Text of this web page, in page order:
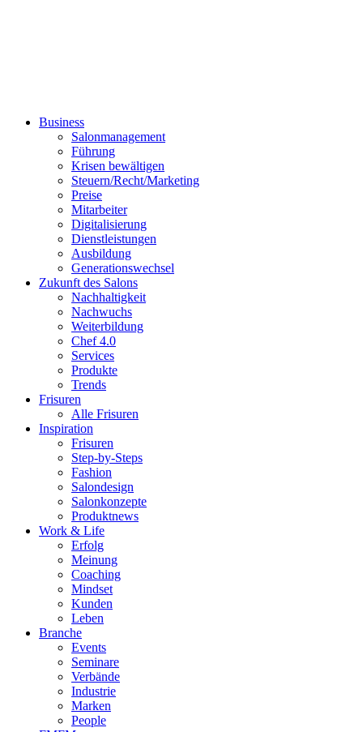
Business
Salonmanagement
Führung
Krisen bewältigen
Steuern/Recht/Marketing
Preise
Mitarbeiter
Digitalisierung
Dienstleistungen
Ausbildung
Generationswechsel
Zukunft des Salons
Nachhaltigkeit
Nachwuchs
Weiterbildung
Chef 4.0
Services
Produkte
Trends
Frisuren
Alle Frisuren
Inspiration
Frisuren
Step-by-Steps
Fashion
Salondesign
Salonkonzepte
Produktnews
Work & Life
Erfolg
Meinung
Coaching
Mindset
Kunden
Leben
Branche
Events
Seminare
Verbände
Industrie
Marken
People